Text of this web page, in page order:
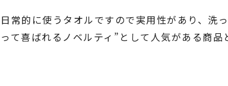
日常的に使うタオルですので実用性があり、洗
って喜ばれるノベルティ”として人気がある商品